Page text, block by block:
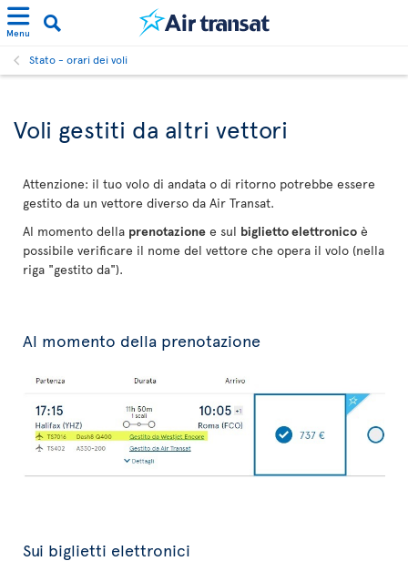
Menu
Stato - orari dei voli
Voli gestiti da altri vettori
Attenzione: il tuo volo di andata o di ritorno potrebbe essere
gestito da un vettore diverso da Air Transat.
Al momento della prenotazione e sul biglietto elettronico è
possibile verificare il nome del vettore che opera il volo (nella
riga "gestito da").
Al momento della prenotazione
Sui biglietti elettronici